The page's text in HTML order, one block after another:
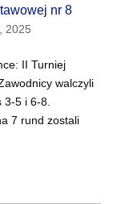
nr 8
2025
II Turniej
walczyli
3-5 i 6-8.
7 rund zostali